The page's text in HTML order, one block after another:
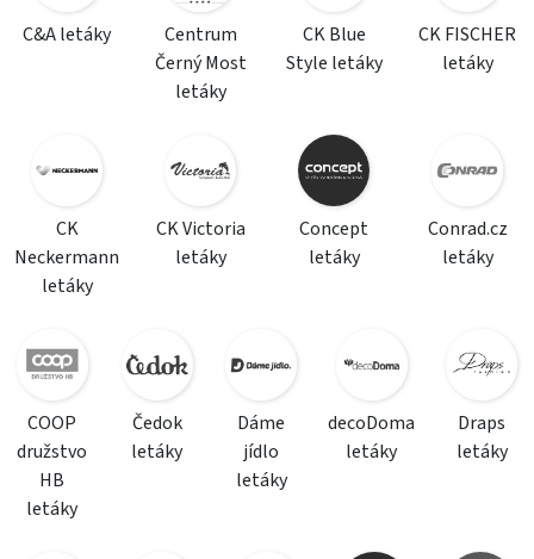
C&A letáky
Centrum
Černý Most
letáky
CK Blue
Style letáky
CK FISCHER
letáky
CK
Neckermann
letáky
CK Victoria
letáky
Concept
letáky
Conrad.cz
letáky
COOP
družstvo
HB
letáky
Čedok
letáky
Dáme
jídlo
letáky
decoDoma
letáky
Draps
letáky